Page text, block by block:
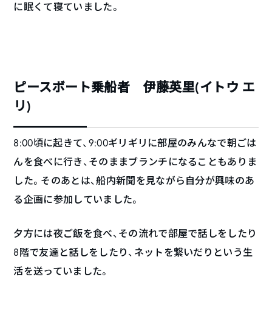
に眠くて寝ていました。
ピースボート乗船者 伊藤英里(イトウ エ
リ)
8:00頃に起きて、 9:00ギリギリに部屋のみんなで朝ごは
んを食べに行き、そのままブランチになることもありま
した。そのあとは、船内新聞を見ながら自分が興味のあ
る企画に参加していました。
夕方には夜ご飯を食べ、その流れで部屋で話しをしたり
8 階で友達と話しをしたり、ネットを繋いだりという生
活を送っていました。